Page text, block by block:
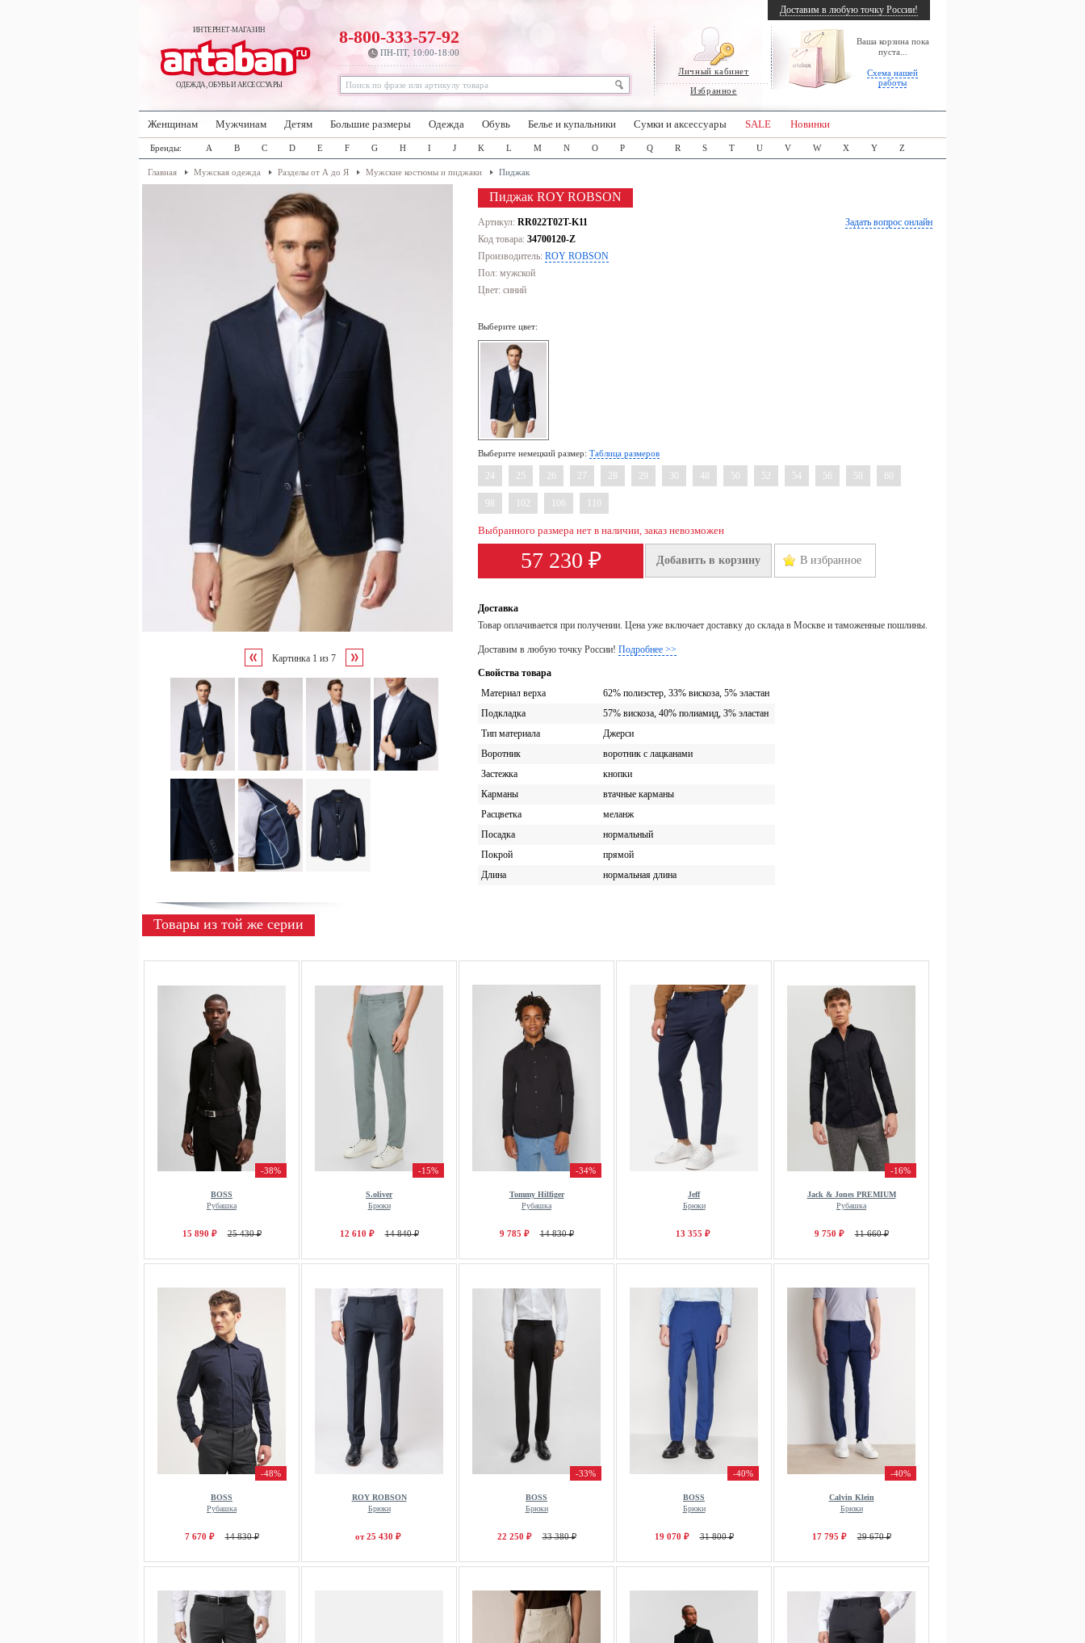
ИНТЕРНЕТ-МАГАЗИН
ОДЕЖДА, ОБУВЬ И АКСЕССУАРЫ
Личный кабинет
Избранное
Ваша корзина пока
пуста...
Схема нашей
работы
8-800-333-57-92
ПН-ПТ, 10:00-18:00
Доставим в любую точку России!
Женщинам Мужчинам Детям Большие размеры Одежда Обувь Белье и купальники Сумки и аксессуары SALE Новинки
Бренды: A B C D E F G H I J K L M N O P Q R S T U V W X Y Z
Главная Мужская одежда Разделы от А до Я Мужские костюмы и пиджаки Пиджак
Картинка 1 из 7
Пиджак ROY ROBSON
Задать вопрос онлайн
Артикул: RR022T02T-K11
Код товара: 34700120-Z
Производитель: ROY ROBSON
Пол: мужской
Цвет: синий
Выберите цвет:
Выберите немецкий размер: Таблица размеров
24 25 26 27 28 29 48 50 52 54 56 58 60
98 102 106
Выбранного размера нет в наличии, заказ невозможен
57 230 ₽ Добавить в корзину В избранное
Доставка
Товар оплачивается при получении. Цена уже включает доставку до склада в Москве и таможенные пошлины.
Доставим в любую точку России! Подробнее >>
Свойства товара
Материал верха
62% полиэстер, 33% вискоза, 5% эластан
Подкладка
57% вискоза, 40% полиамид, 3% эластан
Тип материала
Джерси
Воротник
воротник с лацканами
Застежка
кнопки
Карманы
втачные карманы
Расцветка
меланж
Посадка
нормальный
Покрой
прямой
Длина
нормальная длина
Товары из той же серии
-38%
BOSS
Рубашка
15 890 ₽ 25 430 ₽
-15%
S.oliver
Брюки
12 610 ₽ 14 840 ₽
-34%
Tommy Hilfiger
Рубашка
9 785 ₽ 14 830 ₽
Jeff
Брюки
13 355 ₽
-16%
Jack & Jones PREMIUM
Рубашка
9 750 ₽ 11 660 ₽
-48%
BOSS
Рубашка
7 670 ₽ 14 830 ₽
ROY ROBSON
Брюки
от 25 430 ₽
-33%
BOSS
Брюки
22 250 ₽ 33 380 ₽
-40%
BOSS
Брюки
19 070 ₽ 31 800 ₽
-40%
Calvin Klein
Брюки
17 795 ₽ 29 670 ₽